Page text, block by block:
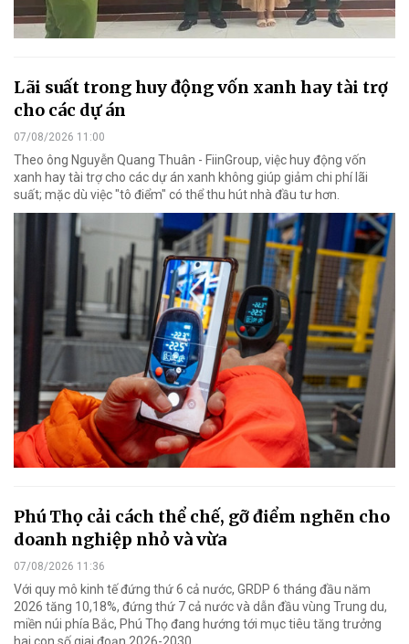
Lãi suất trong huy động vốn xanh hay tài trợ
cho các dự án
07/08/2026 11:00
Theo ông Nguyễn Quang Thuân - FiinGroup, việc huy động vốn
xanh hay tài trợ cho các dự án xanh không giúp giảm chi phí lãi
suất; mặc dù việc "tô điểm" có thể thu hút nhà đầu tư hơn.
Phú Thọ cải cách thể chế, gỡ điểm nghẽn cho
doanh nghiệp nhỏ và vừa
07/08/2026 11:36
Với quy mô kinh tế đứng thứ 6 cả nước, GRDP 6 tháng đầu năm
2026 tăng 10,18%, đứng thứ 7 cả nước và dẫn đầu vùng Trung du,
miền núi phía Bắc, Phú Thọ đang hướng tới mục tiêu tăng trưởng
hai con số giai đoạn 2026-2030.